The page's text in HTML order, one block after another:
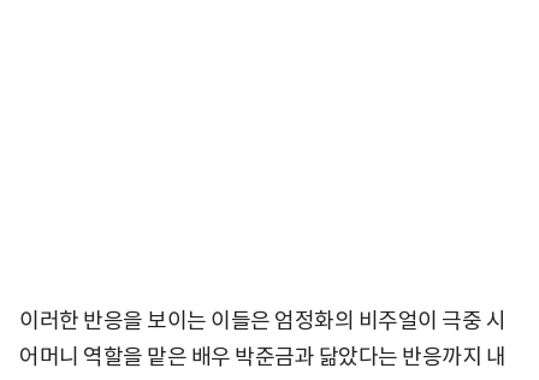
이러한 반응을 보이는 이들은 엄정화의 비주얼이 극중 시
어머니 역할을 맡은 배우 박준금과 닮았다는 반응까지 내